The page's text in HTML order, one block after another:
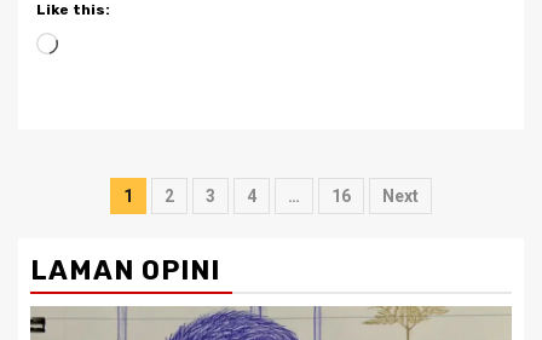
Like this:
Loading…
Posts
1 2 3 4 … 16 Next
LAMAN OPINI